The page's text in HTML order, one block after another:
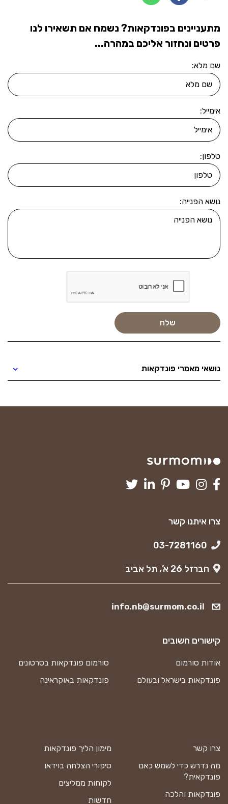
מתעניינים בפונדקאות? נשמח אם תשאירו לנו
פרטים ונחזור אליכם במהרה...
שם מלא:
אימייל:
טלפון:
נושא הפנייה:
נושאי מאמרי פונדקאות
צרו איתנו קשר
הברזל 26 א’, תל אביב
info.nb@surmom.co.il
צרו קשר
מה נדרש כדי לשמש כאם
פונדקאית?
פונדקאות והלכה
מימון הליך פונדקאות
סיפורי הצלחה בוידאו
לקוחות ממליצים
חדשות
קישורים חשובים
אודות סורמום
סורמום פונדקאות בסרטונים
פונדקאות בישראל ובעולם
פונדקאות באוקראינה